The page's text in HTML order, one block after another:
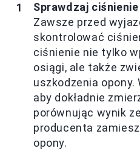
Sprawdzaj
Zawsze przed
skontrolować
ciśnienie nie tylko
osiągi, ale także
uszkodzenia
aby dokładnie
porównując wynik
producenta
opony.